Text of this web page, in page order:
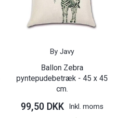
By Javy
Ballon Zebra
pyntepudebetræk - 45 x 45
cm.
99,50 DKK Inkl. moms